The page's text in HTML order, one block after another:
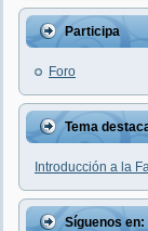
Participa
Foro
Tema
Introducción a la
Síguenos en: